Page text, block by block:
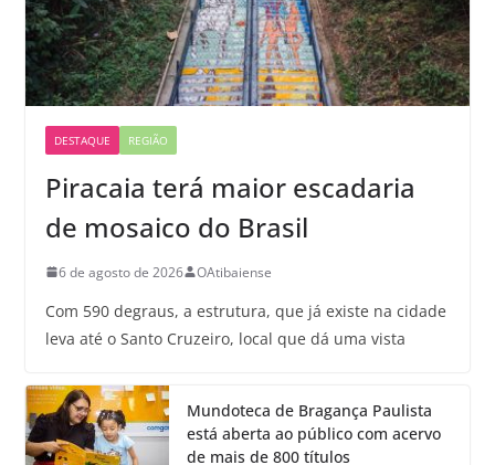
DESTAQUE REGIÃO
Piracaia terá maior escadaria
de mosaico do Brasil
6 de agosto de 2026 OAtibaiense
Com 590 degraus, a estrutura, que já existe na cidade
leva até o Santo Cruzeiro, local que dá uma vista
Mundoteca de Bragança Paulista
está aberta ao público com acervo
de mais de 800 títulos